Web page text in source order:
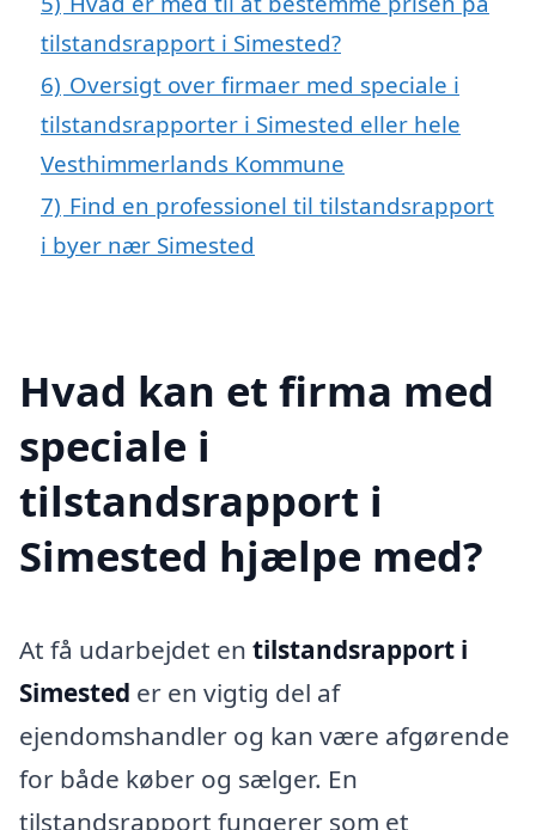
tilstandsrapport i Simested?
6) Oversigt over firmaer med speciale i
tilstandsrapporter i Simested eller hele
Vesthimmerlands Kommune
7) Find en professionel til tilstandsrapport
i byer nær Simested
Hvad kan et firma med
speciale i
tilstandsrapport i
Simested hjælpe med?
At få udarbejdet en tilstandsrapport i
Simested er en vigtig del af
ejendomshandler og kan være afgørende
for både køber og sælger. En
tilstandsrapport fungerer som et